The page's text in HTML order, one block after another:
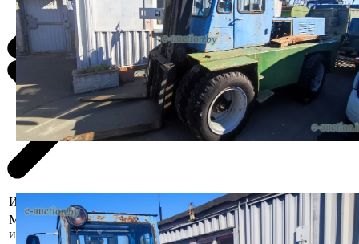
Информация о предмете торгов
Местоположение
имущества
г. Гомель, ул. Ильича, 161-1